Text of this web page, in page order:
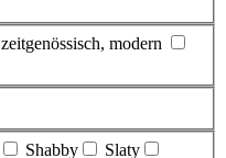
zeitgenössisch, modern
Shabby
Slaty